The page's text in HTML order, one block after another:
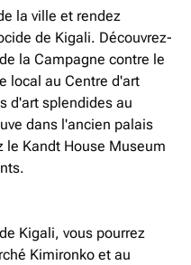
la ville et rendez
de Kigali. Découvrez-
la Campagne contre le
local au Centre d'art
d'art splendides au
dans l'ancien palais
Kandt House Museum
Kigali, vous pourrez
Kimironko et au